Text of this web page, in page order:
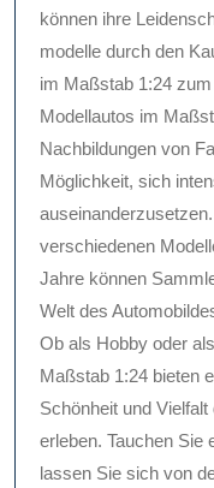
können ihre
modelle durch den
im Maßstab 1:24
Modellautos im
Nachbildungen von
Möglichkeit, sich
verschiedenen
Jahre können
Welt des
Ob als Hobby oder
Maßstab 1:24 bieten
Schönheit und
erleben. Tauchen Sie
lassen Sie sich von